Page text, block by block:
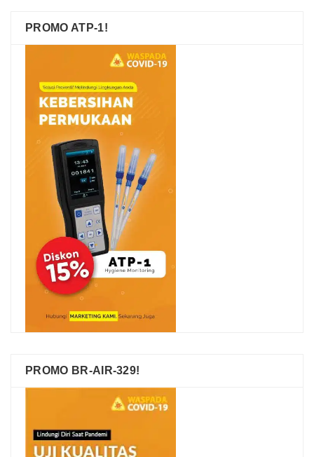
PROMO ATP-1!
PROMO BR-AIR-329!